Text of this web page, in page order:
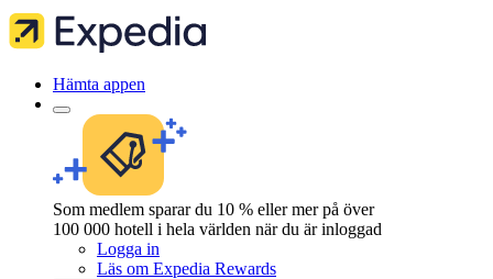
Hämta appen
Som medlem sparar du 10 % eller mer på över
100 000 hotell i hela världen när du är inloggad
Logga in
Läs om Expedia Rewards